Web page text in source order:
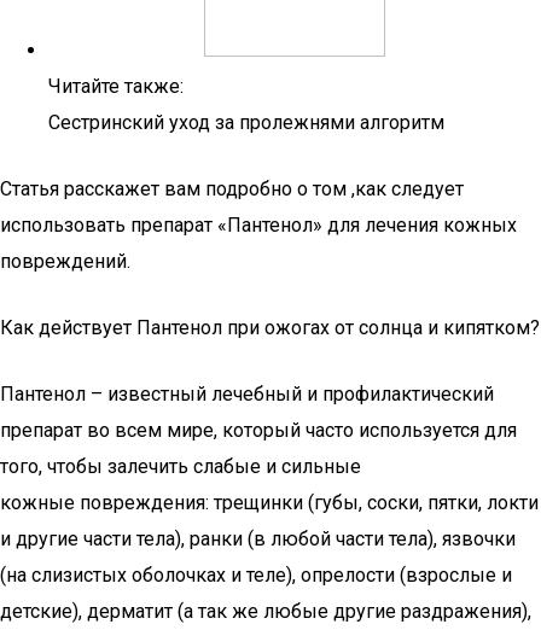
Читайте также:
Сестринский уход за пролежнями алгоритм
Статья расскажет вам подробно о том ,как следует
использовать препарат «Пантенол» для лечения кожных
повреждений.
Как действует Пантенол при ожогах от солнца и кипятком?
Пантенол – известный лечебный и профилактический
препарат во всем мире, который часто используется для
того, чтобы залечить слабые и сильные
кожные повреждения: трещинки (губы, соски, пятки, локти
и другие части тела), ранки (в любой части тела), язвочки
(на слизистых оболочках и теле), опрелости (взрослые и
детские), дерматит (а так же любые другие раздражения),